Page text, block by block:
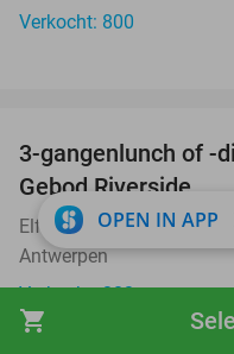
shopping_cart
Verkocht: 800
3-gangenlunch of -
Gebod Riverside
Elfde Gebod Riverside
Antwerpen
Verkocht: 282
OPEN IN APP